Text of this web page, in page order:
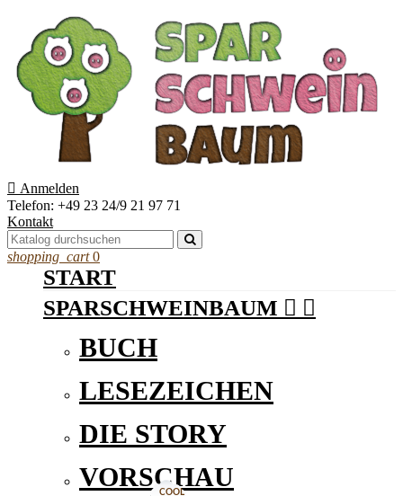
 Anmelden
Telefon: +49 23 24/9 21 97 71
Kontakt
shopping_cart 0
START
SPARSCHWEINBAUM  
BUCH
LESEZEICHEN
DIE STORY
VORSCHAU
COOL